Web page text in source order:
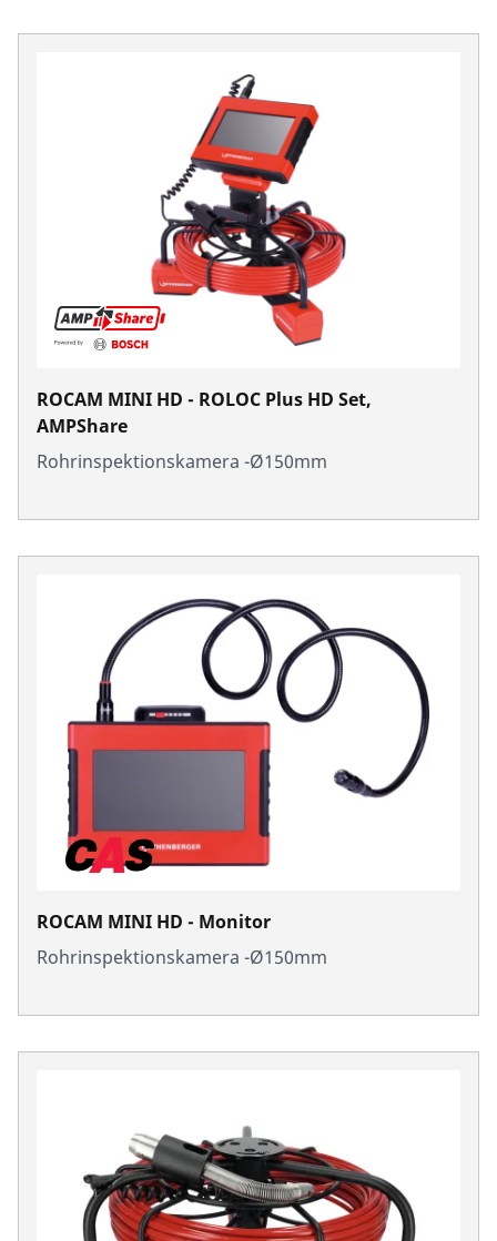
ROCAM MINI HD - ROLOC Plus HD Set,
AMPShare
Rohrinspektionskamera -Ø150mm
ROCAM MINI HD - Monitor
Rohrinspektionskamera -Ø150mm